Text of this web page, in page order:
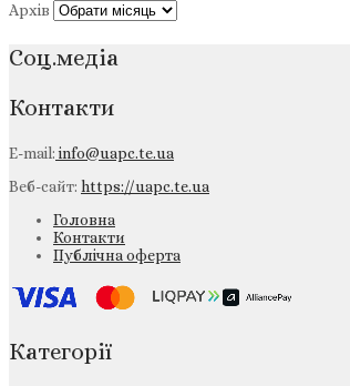
Архів
Соц.медіа
Контакти
E-mail:info@uapc.te.ua
Веб-сайт: https://uapc.te.ua
Головна
Контакти
Публічна оферта
Категорії